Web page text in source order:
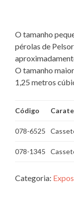
O tamanho
pérolas de
O tamanho
1,25 metros
Código
078-6525
078-1345
Categoria: